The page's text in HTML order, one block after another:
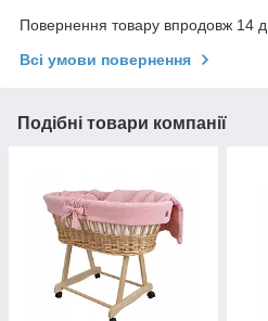
Повернення товару впродовж 14
Всі умови повернення
Подібні товари компанії